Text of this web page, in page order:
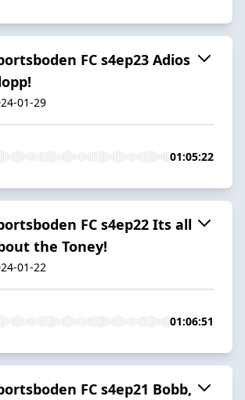
FC s4ep23 Adios
01-29
01:05:22
FC s4ep22 Its all
the Toney!
01-22
01:06:51
FC s4ep21 Bobb,